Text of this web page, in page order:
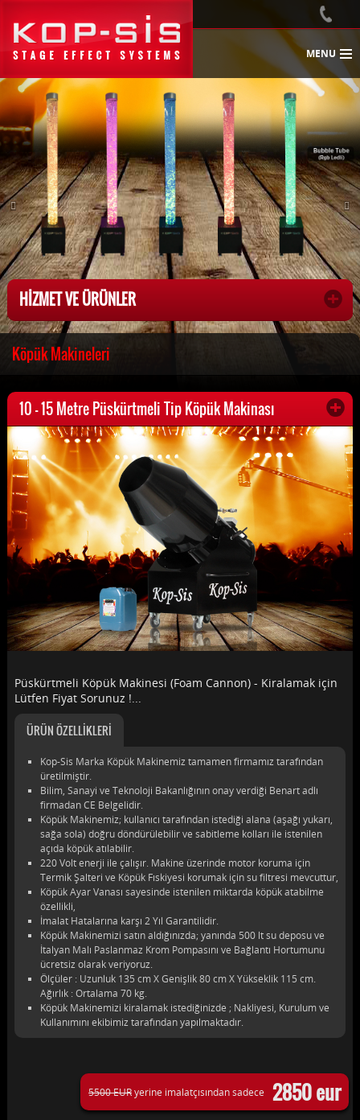
MENU
HİZMET VE ÜRÜNLER
Köpük Makineleri
10 - 15 Metre Püskürtmeli Tip Köpük Makinası
5500 EURyerine imalatçısından sadece 2850 eur
Püskürtmeli Köpük Makinesi (Foam Cannon) - Kiralamak için
Lütfen Fiyat Sorunuz !...
ÜRÜN ÖZELLİKLERİ
Kop-Sis Marka Köpük Makinemiz tamamen firmamız tarafından
üretilmiştir.
Bilim, Sanayi ve Teknoloji Bakanlığının onay verdiği Benart adlı
firmadan CE Belgelidir.
Köpük Makinemiz; kullanıcı tarafından istediği alana (aşağı yukarı,
sağa sola) doğru döndürülebilir ve sabitleme kolları ile istenilen
açıda köpük atılabilir.
220 Volt enerji ile çalışır. Makine üzerinde motor koruma için
Termik Şalteri ve Köpük Fıskiyesi korumak için su filtresi mevcuttur,
Köpük Ayar Vanası sayesinde istenilen miktarda köpük atabilme
özellikli,
İmalat Hatalarına karşı 2 Yıl Garantilidir.
Köpük Makinemizi satın aldığınızda; yanında 500 lt su deposu ve
İtalyan Malı Paslanmaz Krom Pompasını ve Bağlantı Hortumunu
ücretsiz olarak veriyoruz.
Ölçüler : Uzunluk 135 cm X Genişlik 80 cm X Yükseklik 115 cm.
Ağırlık : Ortalama 70 kg.
Köpük Makinemizi kiralamak istediğinizde ; Nakliyesi, Kurulum ve
Kullanımını ekibimiz tarafından yapılmaktadır.